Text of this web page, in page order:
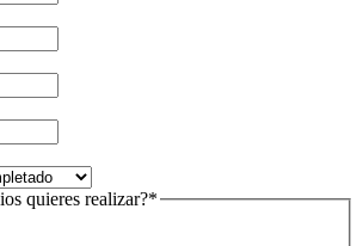
quieres realizar?*